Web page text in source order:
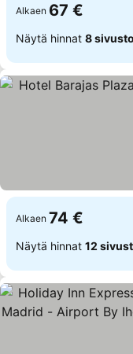
Alkaen 67 €
Näytä hinnat 8
Alkaen 74 €
Näytä hinnat 12